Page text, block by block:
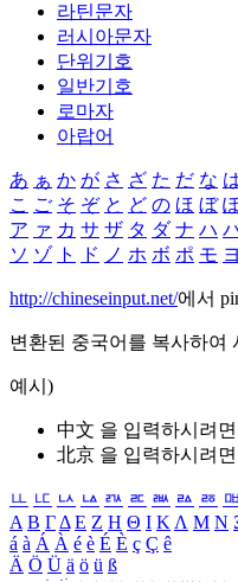
라틴문자
러시아문자
단위기호
일반기호
로마자
아랍어
あ ぁ か が さ ざ た だ な
こ ご そ ぞ と ど の ほ ぼ
ア ァ カ サ ザ タ ダ ナ ハ
ソ ゾ ト ド ノ ホ ボ ポ モ ヨ
http://chineseinput.net/에서
변환된 중국어를 복사하여
예시)
中文 을 입력하시려면
北京 을 입력하시려면
ㅥ ㅦ ㅧ ㅨ ㅩ ㅪ ㅫ ㅬ ㅭ ㅮ
Α Β ΓΔ Ε Ζ Η Θ Ι ΚΛ Μ Ν
á à Á À é è É È ç Ç ê
Ä Ö Ü ä ö ü ß